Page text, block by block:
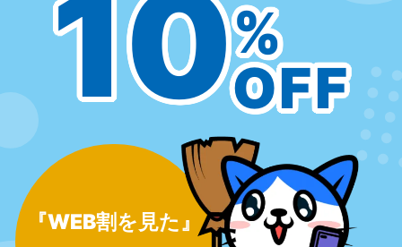
10%
OFF
『WEB割を見た』